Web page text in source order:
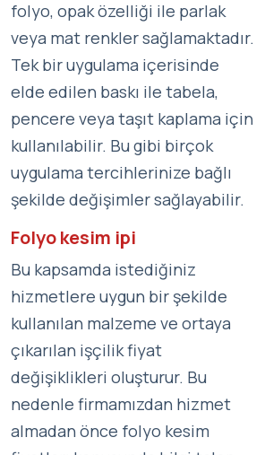
folyo, opak özelliği ile parlak
veya mat renkler sağlamaktadır.
Tek bir uygulama içerisinde
elde edilen baskı ile tabela,
pencere veya taşıt kaplama için
kullanılabilir. Bu gibi birçok
uygulama tercihlerinize bağlı
şekilde değişimler sağlayabilir.
Folyo kesim ipi
Bu kapsamda istediğiniz
hizmetlere uygun bir şekilde
kullanılan malzeme ve ortaya
çıkarılan işçilik fiyat
değişiklikleri oluşturur. Bu
nedenle firmamızdan hizmet
almadan önce folyo kesim